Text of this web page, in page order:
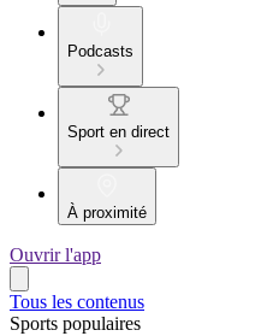
Podcasts
Sport en direct
À proximité
Ouvrir l'app
Tous les contenus
Sports populaires